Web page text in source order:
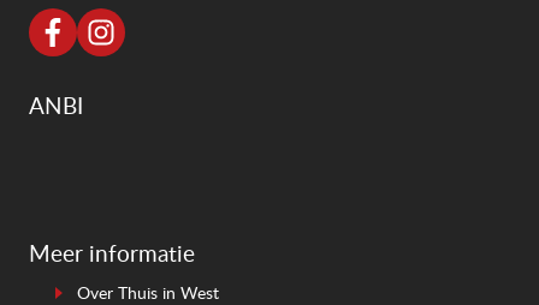
ANBI
Meer informatie
Over Thuis in West